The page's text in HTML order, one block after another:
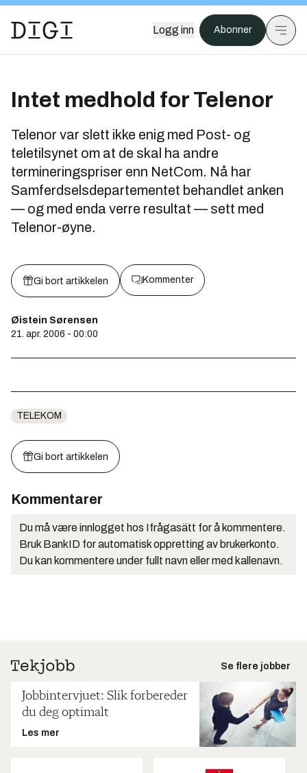
Logg inn Abonner
Intet medhold for Telenor
Telenor var slett ikke enig med Post- og
teletilsynet om at de skal ha andre
termineringspriser enn NetCom. Nå har
Samferdselsdepartementet behandlet anken
— og med enda verre resultat — sett med
Telenor-øyne.
Gi bort artikkelen Kommenter
Øistein Sørensen
21. apr. 2006 - 00:00
TELEKOM
Gi bort artikkelen
Kommentarer
Du må være innlogget hos Ifrågasätt for å kommentere.
Bruk BankID for automatisk oppretting av brukerkonto.
Du kan kommentere under fullt navn eller med kallenavn.
Se flere jobber
Jobbintervjuet: Slik forbereder
du deg optimalt
Les mer